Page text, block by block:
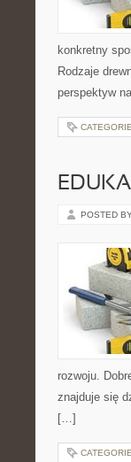
konkretny
Rodzaje
perspektyw
POSTED
rozwoju.
znajduje się
[…]